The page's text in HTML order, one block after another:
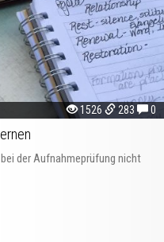
1526 283 0
der Aufnahmeprüfung nicht